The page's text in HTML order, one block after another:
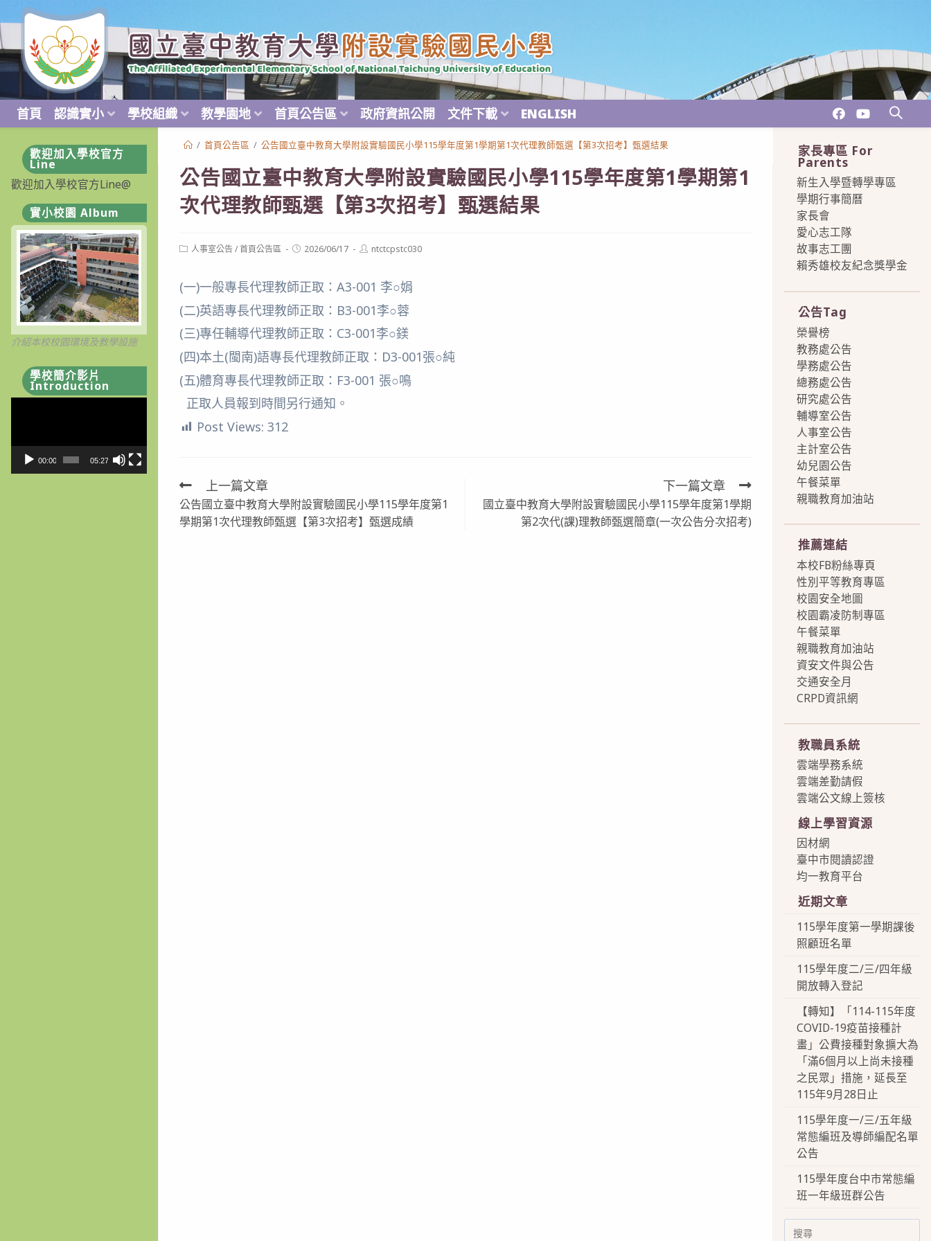
轉
至
主
容
首頁 認識實小 學校組織 教學園地 首頁公告區 政府資訊公開 文件下載 ENGLISH
/ 首頁公告區 / 公告國立臺中教育大學附設實驗國民小學115學年度第1學期第1次代理教師甄選【第3次招考】甄選結果
公告國立臺中教育大學附設實驗國民小學115學年度第1學期第1
次代理教師甄選【第3次招考】甄選結果
Post人事室公告 / 首頁公告區
Post2026/06/17
Postntctcpstc030
(一)一般專長代理教師正取：A3-001 李○娟
(二)英語專長代理教師正取：B3-001李○蓉
(三)專任輔導代理教師正取：C3-001李○鎂
(四)本土(閩南)語專長代理教師正取：D3-001張○純
(五)體育專長代理教師正取：F3-001 張○鳴
正取人員報到時間另行通知。
Post Views: 312
Read
more
上一篇文章
公告國立臺中教育大學附設實驗國民小學115學年度第1
學期第1次代理教師甄選【第3次招考】甄選成績
下一篇文章
國立臺中教育大學附設實驗國民小學115學年度第1學期
第2次代(課)理教師甄選簡章(一次公告分次招考)
歡迎加入學校官方
Line
歡迎加入學校官方Line@
實小校園 Album
介紹本校校園環境及教學設施
學校簡介影片
Introduction
器
00:00 05:27
家長專區 For
Parents
新生入學暨轉學專區
學期行事簡曆
家長會
愛心志工隊
故事志工團
賴秀雄校友紀念獎學金
公告Tag
榮譽榜
教務處公告
學務處公告
總務處公告
研究處公告
輔導室公告
人事室公告
主計室公告
幼兒園公告
午餐菜單
親職教育加油站
推薦連結
本校FB粉絲專頁
性別平等教育專區
校園安全地圖
校園霸凌防制專區
午餐菜單
親職教育加油站
資安文件與公告
交通安全月
CRPD資訊網
教職員系統
雲端學務系統
雲端差勤請假
雲端公文線上簽核
線上學習資源
因材網
臺中市閱讀認證
均一教育平台
近期文章
115學年度第一學期課後
照顧班名單
115學年度二/三/四年級
開放轉入登記
【轉知】「114-115年度
COVID-19疫苗接種計
畫」公費接種對象擴大為
「滿6個月以上尚未接種
之民眾」措施，延長至
115年9月28日止
115學年度一/三/五年級
常態編班及導師編配名單
公告
115學年度台中市常態編
班一年級班群公告
Search